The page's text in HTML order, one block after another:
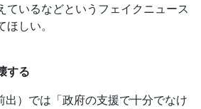
ているなどというフェイクニュース
しい。
する
）では「政府の支援で十分でなけ